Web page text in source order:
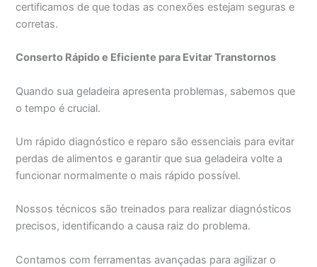
certificamos de que todas as conexões estejam seguras e
corretas.
Conserto Rápido e Eficiente para Evitar Transtornos
Quando sua geladeira apresenta problemas, sabemos que
o tempo é crucial.
Um rápido diagnóstico e reparo são essenciais para evitar
perdas de alimentos e garantir que sua geladeira volte a
funcionar normalmente o mais rápido possível.
Nossos técnicos são treinados para realizar diagnósticos
precisos, identificando a causa raiz do problema.
Contamos com ferramentas avançadas para agilizar o